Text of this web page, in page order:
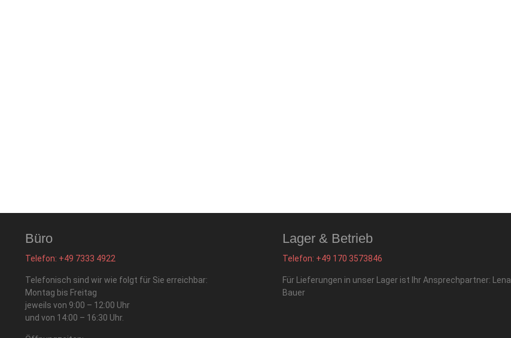
Büro
Telefon: +49 7333 4922
Telefonisch sind wir wie folgt für Sie erreichbar:
Montag bis Freitag
jeweils von 9:00 – 12:00 Uhr
und von 14:00 – 16:30 Uhr.
Lager & Betrieb
Telefon: +49 170 3573846
Für Lieferungen in unser Lager ist Ihr Ansprechpartner: Lena
Bauer